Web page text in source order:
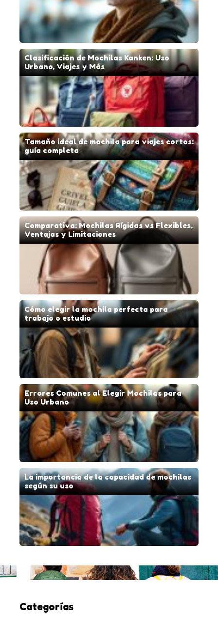
Clasificación de Mochilas Kanken: Uso
Urbano, Viajes y Más
Tamaño ideal de mochila para viajes cortos:
guía completa
Comparativa: Mochilas Rígidas vs Flexibles,
Ventajas y Limitaciones
Cómo elegir la mochila perfecta para
trabajo o estudio
Errores Comunes al Elegir Mochilas para
Uso Urbano
La importancia de la capacidad de mochilas
según su uso
Categorías